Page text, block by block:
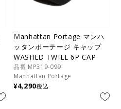
Manhattan Portage マンハ
ッタンポーテージ キャップ
WASHED TWILL 6P CAP
品番 MP319-099
Manhattan Portage
¥4,290税込